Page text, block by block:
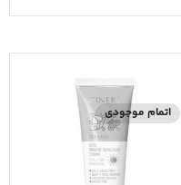
اتمام موجودی